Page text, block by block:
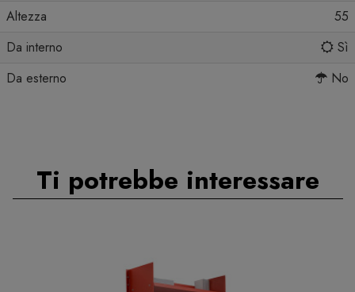
Altezza
55
Da interno
Sì
Da esterno
No
Ti potrebbe interessare